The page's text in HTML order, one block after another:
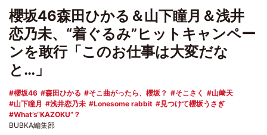
櫻坂46森田ひかる＆山下瞳月＆浅井
恋乃未、“着ぐるみ”ヒットキャンペー
ンを敢行「このお仕事は大変だな
と…」
櫻坂46 森田ひかる そこ曲がったら、櫻坂？ そこさく
山﨑天
山下瞳月
浅井恋乃未 Lonesome rabbit
見つけて櫻坂うさぎ
What’s“KAZOKU”？
BUBKA編集部